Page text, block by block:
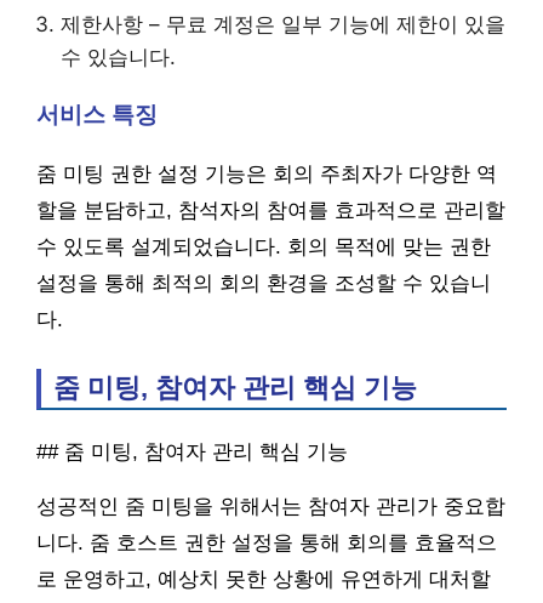
제한사항 – 무료 계정은 일부 기능에 제한이 있을
수 있습니다.
서비스 특징
줌 미팅 권한 설정 기능은 회의 주최자가 다양한 역
할을 분담하고, 참석자의 참여를 효과적으로 관리할
수 있도록 설계되었습니다. 회의 목적에 맞는 권한
설정을 통해 최적의 회의 환경을 조성할 수 있습니
다.
줌 미팅, 참여자 관리 핵심 기능
## 줌 미팅, 참여자 관리 핵심 기능
성공적인 줌 미팅을 위해서는 참여자 관리가 중요합
니다. 줌 호스트 권한 설정을 통해 회의를 효율적으
로 운영하고, 예상치 못한 상황에 유연하게 대처할